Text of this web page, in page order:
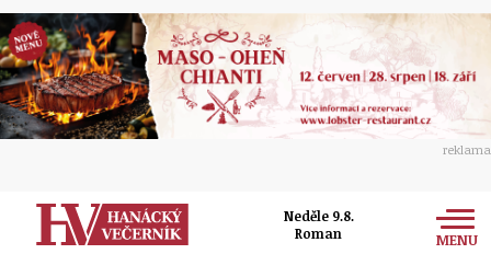
reklama
Neděle 9.8.
Roman
MENU